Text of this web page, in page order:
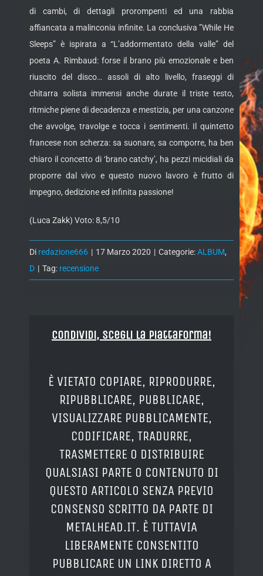
di cambi, di dettagli prorompenti ed una rabbia
affiancata a malinconia infinite. La conclusiva ”While He
Sleeps” è ispirata a “L’addormentato della valle” del
poeta A. Rimbaud: forse il brano più emozionale e ben
riuscito del disco… assoli di alto livello, fraseggi di
chitarra solista immensi anche durate il triste testo,
ritmiche piene di decadenza e mestizia, per una canzone
che avvolge, travolge e tocca i sentimenti. Il quintetto
francese non scherza: sa suonare, sa comporre, ha ben
chiaro il concetto di ‘brano catchy’, ha pezzi micidiali da
proporre dal vivo e questo nuovo lavoro è frutto di
impegno, dedizione ed infinita passione!
(Luca Zakk) Voto: 8,5/10
Di redazione666 | 17 Marzo 2020 | Categorie:ALBUM,
D | Tag: recensione
Condividi, Scegli la piattaforma!
È VIETATO COPIARE, RIPRODURRE,
RIPUBBLICARE, PUBBLICARE,
VISUALIZZARE PUBBLICAMENTE,
CODIFICARE, TRADURRE,
TRASMETTERE O DISTRIBUIRE
QUALSIASI PARTE O CONTENUTO DI
QUESTO ARTICOLO SENZA PREVIO
CONSENSO SCRITTO DA PARTE DI
METALHEAD.IT. È TUTTAVIA
LIBERAMENTE CONSENTITO
PUBBLICARE UN LINK DIRETTO A